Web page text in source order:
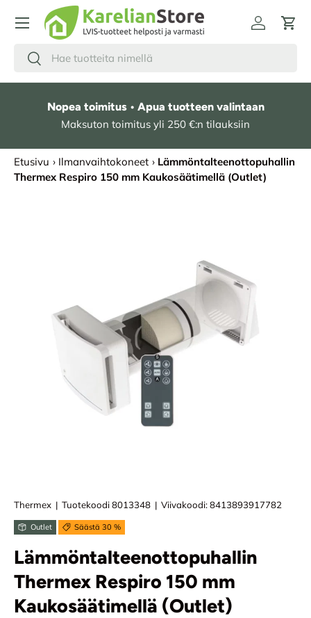
HYPPÄÄ SISÄLTÖÖN
Hae
Etsi
Kirjaudu
Nopea toimitus • Apua tuotteen valintaan
Maksuton toimitus yli 250 €:n tilauksiin
Etusivu › Ilmanvaihtokoneet › Lämmöntalteenottopuhallin
Thermex Respiro 150 mm Kaukosäätimellä (Outlet)
Thermex | Tuotekoodi8013348 | Viivakoodi:8413893917782
Outlet Säästä 30 %
Lämmöntalteenottopuhallin
Thermex Respiro 150 mm
Kaukosäätimellä (Outlet)